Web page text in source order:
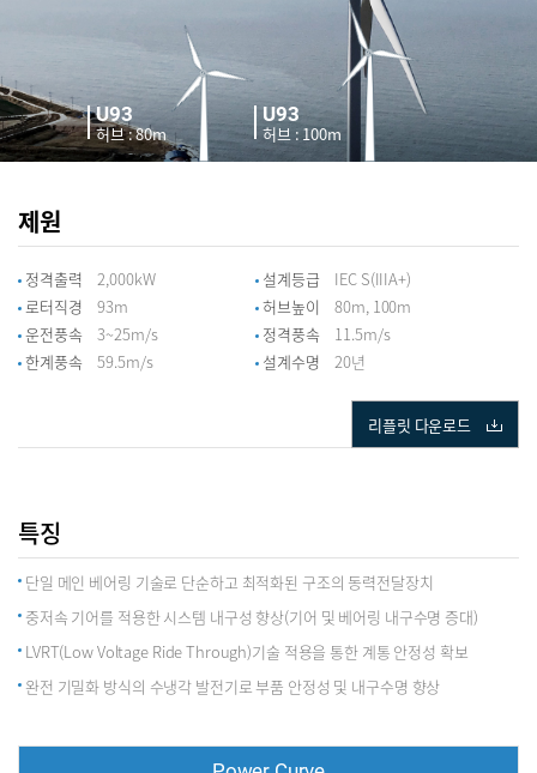
U93
허브 : 80m
U93
허브 : 100m
제원
정격출력 2,000kW 설계등급
IEC S(IIIA+)
로터직경
93m 허브높이
80m, 100m
운전풍속
3~25m/s 정격풍속
11.5m/s
한계풍속
59.5m/s 설계수명 20년
리플릿 다운로드
특징
단일 메인 베어링 기술로 단순하고 최적화된 구조의 동력전달장치
중저속 기어를 적용한 시스템 내구성 향상(기어 및 베어링 내구수명 증대)
LVRT(Low Voltage Ride Through)기술 적용을 통한 계통 안정성 확보
완전 기밀화 방식의 수냉각 발전기로 부품 안정성 및 내구수명 향상